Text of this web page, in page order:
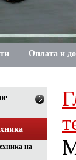
Оплата и
на